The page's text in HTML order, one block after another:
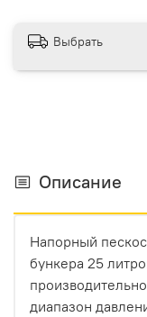
Выбрать
Описание
Напорный
бункера 25
диапазон